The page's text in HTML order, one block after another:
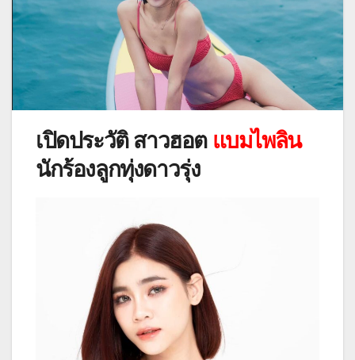
เปิดประวัติ สาวฮอต แบมไพลิน
นักร้องลูกทุ่งดาวรุ่ง